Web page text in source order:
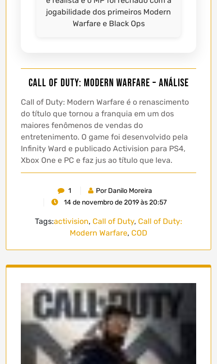
jogabilidade dos primeiros Modern
Warfare e Black Ops
Call of Duty: Modern Warfare – Análise
Call of Duty: Modern Warfare é o renascimento
do título que tornou a franquia em um dos
maiores fenômenos de vendas do
entretenimento. O game foi desenvolvido pela
Infinity Ward e publicado Activision para PS4,
Xbox One e PC e faz jus ao título que leva.
1
Por Danilo Moreira
14 de novembro de 2019 às 20:57
Tags:activision, Call of Duty, Call of Duty:
Modern Warfare, COD